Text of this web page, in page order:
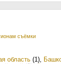
съёмки
область (1),